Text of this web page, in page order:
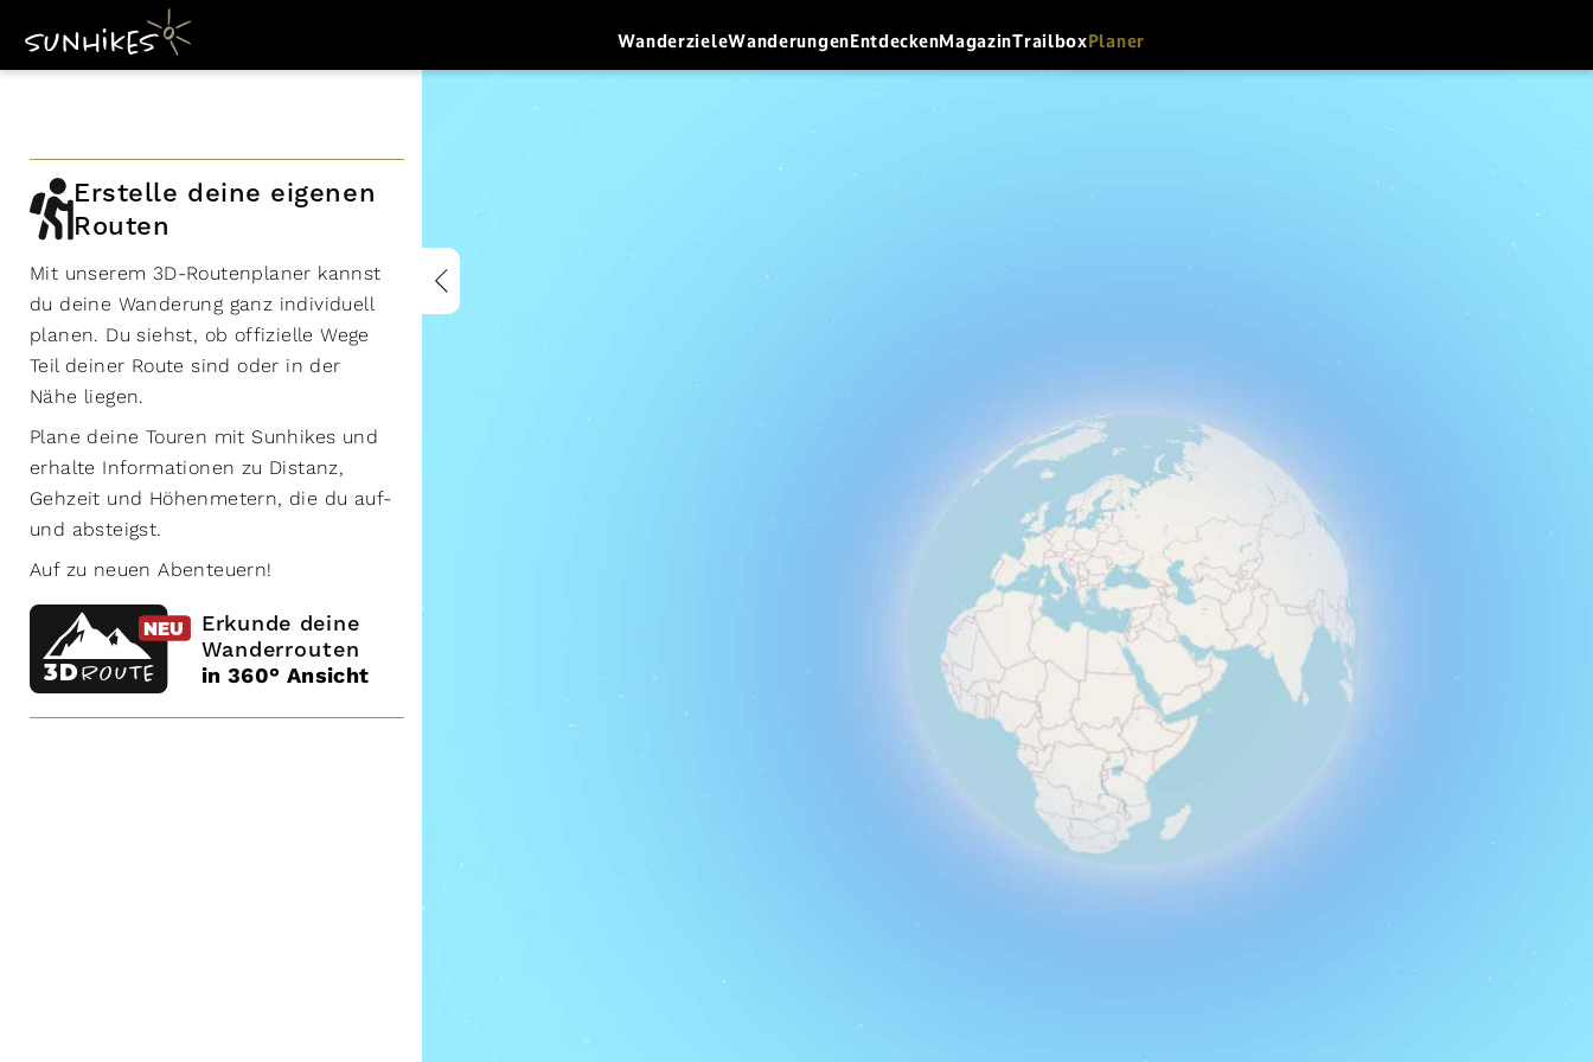
WanderzieleWanderungenEntdeckenMagazinTrailboxPlaner
Erstelle deine eigenen
Routen
Mit unserem 3D-Routenplaner kannst
du deine Wanderung ganz individuell
planen. Du siehst, ob offizielle Wege
Teil deiner Route sind oder in der
Nähe liegen.
Plane deine Touren mit Sunhikes und
erhalte Informationen zu Distanz,
Gehzeit und Höhenmetern, die du auf-
und absteigst.
Auf zu neuen Abenteuern!
ROUTE
3D
NEU Erkunde deine
Wanderrouten
in 360° Ansicht
NEU